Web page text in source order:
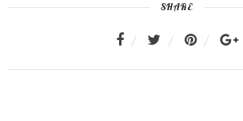
SHARE